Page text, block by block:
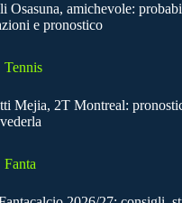
Osasuna, amichevole:
e pronostico
Tennis
Mejia, 2T Montreal:
Fanta